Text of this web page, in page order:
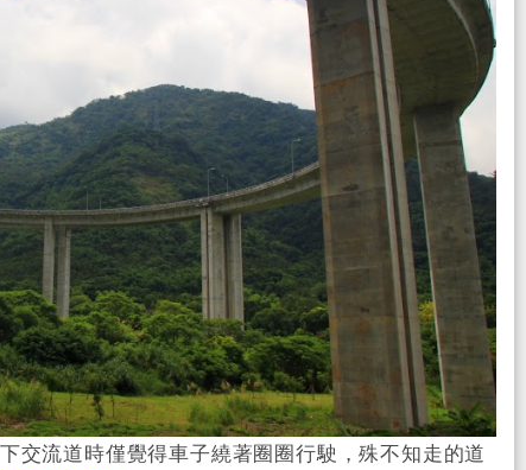
交流道時僅覺得車子繞著圈圈行駛，殊不知走的道